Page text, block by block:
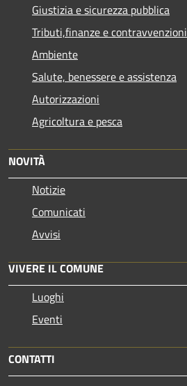
Giustizia e sicurezza pubblica
Tributi,finanze e contravvenzioni
Ambiente
Salute, benessere e assistenza
Autorizzazioni
Agricoltura e pesca
NOVITÀ
Notizie
Comunicati
Avvisi
VIVERE IL COMUNE
Luoghi
Eventi
CONTATTI